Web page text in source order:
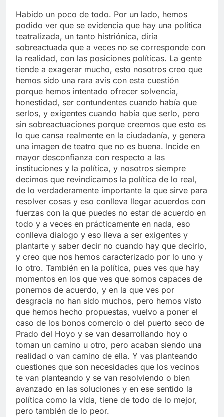
Habido un poco de todo. Por un lado, hemos
podido ver que se evidencia que hay una política
teatralizada, un tanto histriónica, diría
sobreactuada que a veces no se corresponde con
la realidad, con las posiciones políticas. La gente
tiende a exagerar mucho, esto nosotros creo que
hemos sido una rara avis con esta cuestión
porque hemos intentado ofrecer solvencia,
honestidad, ser contundentes cuando había que
serlos, y exigentes cuando había que serlo, pero
sin sobreactuaciones porque creemos que esto es
lo que cansa realmente en la ciudadanía, y genera
una imagen de teatro que no es buena. Incide en
mayor desconfianza con respecto a las
instituciones y la política, y nosotros siempre
decimos que revindicamos la política de lo real,
de lo verdaderamente importante la que sirve para
resolver cosas y eso conlleva llegar acuerdos con
fuerzas con la que puedes no estar de acuerdo en
todo y a veces en prácticamente en nada, eso
conlleva dialogo y eso lleva a ser exigentes y
plantarte y saber decir no cuando hay que decirlo,
y creo que nos hemos caracterizado por lo uno y
lo otro. También en la política, pues ves que hay
momentos en los que ves que somos capaces de
ponernos de acuerdo, y en la que ves por
desgracia no han sido muchos, pero hemos visto
que hemos hecho propuestas, vuelvo a poner el
caso de los bonos comercio o del puerto seco de
Prado del Hoyo y se van desarrollando hoy o
toman un camino u otro, pero acaban siendo una
realidad o van camino de ella. Y vas planteando
cuestiones que son necesidades que los vecinos
te van planteando y se van resolviendo o bien
avanzado en las soluciones y en ese sentido la
política como la vida, tiene de todo de lo mejor,
pero también de lo peor.